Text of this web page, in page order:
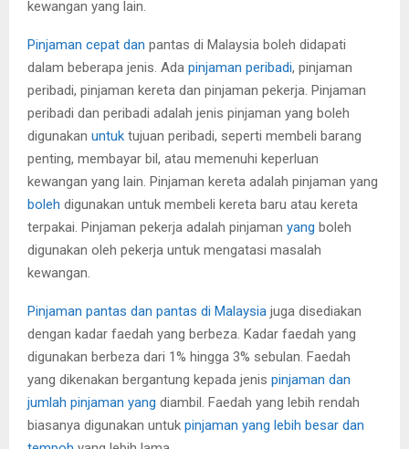
kewangan yang lain.
Pinjaman cepat dan pantas di Malaysia boleh didapati
dalam beberapa jenis. Ada pinjaman peribadi, pinjaman
peribadi, pinjaman kereta dan pinjaman pekerja. Pinjaman
peribadi dan peribadi adalah jenis pinjaman yang boleh
digunakan untuk tujuan peribadi, seperti membeli barang
penting, membayar bil, atau memenuhi keperluan
kewangan yang lain. Pinjaman kereta adalah pinjaman yang
boleh digunakan untuk membeli kereta baru atau kereta
terpakai. Pinjaman pekerja adalah pinjaman yang boleh
digunakan oleh pekerja untuk mengatasi masalah
kewangan.
Pinjaman pantas dan pantas di Malaysia juga disediakan
dengan kadar faedah yang berbeza. Kadar faedah yang
digunakan berbeza dari 1% hingga 3% sebulan. Faedah
yang dikenakan bergantung kepada jenis pinjaman dan
jumlah pinjaman yang diambil. Faedah yang lebih rendah
biasanya digunakan untuk pinjaman yang lebih besar dan